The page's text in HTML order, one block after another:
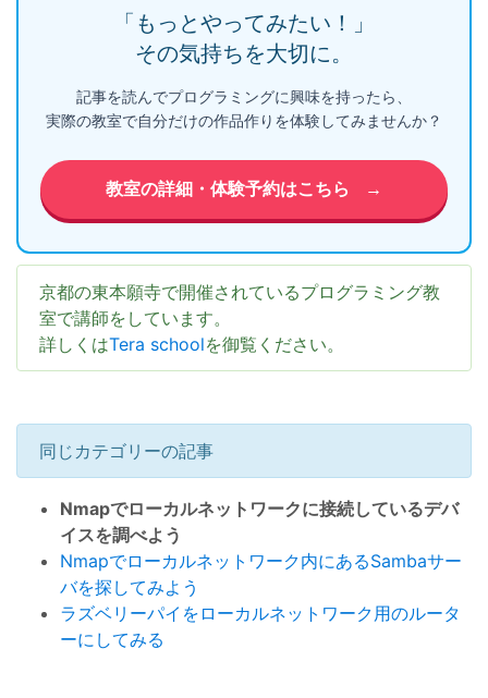
「もっとやってみたい！」
その気持ちを大切に。
記事を読んでプログラミングに興味を持ったら、
実際の教室で自分だけの作品作りを体験してみませんか？
教室の詳細・体験予約はこちら →
京都の東本願寺で開催されているプログラミング教
室で講師をしています。
詳しくはTera schoolを御覧ください。
同じカテゴリーの記事
Nmapでローカルネットワークに接続しているデバ
イスを調べよう
Nmapでローカルネットワーク内にあるSambaサー
バを探してみよう
ラズベリーパイをローカルネットワーク用のルータ
ーにしてみる